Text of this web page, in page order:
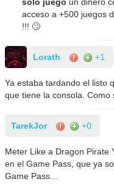
acceso a +500 juegos
!!! 🙄
Lorath +1
Ya estaba tardando el listo
que tiene la consola. Como
TarekJor +0
Meter Like a Dragon Pirate
en el Game Pass, que ya
Game Pass...